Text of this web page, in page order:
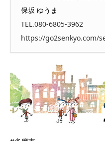
保坂 ゆうま
TEL.080-6805-3962
https://go2senkyo.com/